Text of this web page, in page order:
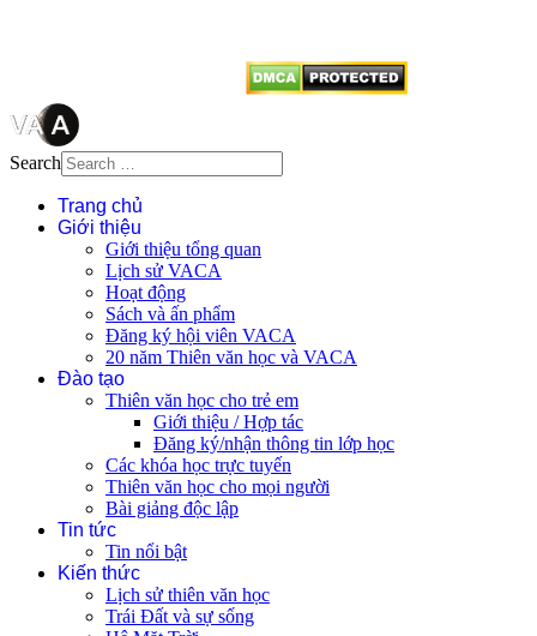
Search
Trang chủ
Giới thiệu
Giới thiệu tổng quan
Lịch sử VACA
Hoạt động
Sách và ấn phẩm
Đăng ký hội viên VACA
20 năm Thiên văn học và VACA
Đào tạo
Thiên văn học cho trẻ em
Giới thiệu / Hợp tác
Đăng ký/nhận thông tin lớp học
Các khóa học trực tuyến
Thiên văn học cho mọi người
Bài giảng độc lập
Tin tức
Tin nổi bật
Kiến thức
Lịch sử thiên văn học
Trái Đất và sự sống